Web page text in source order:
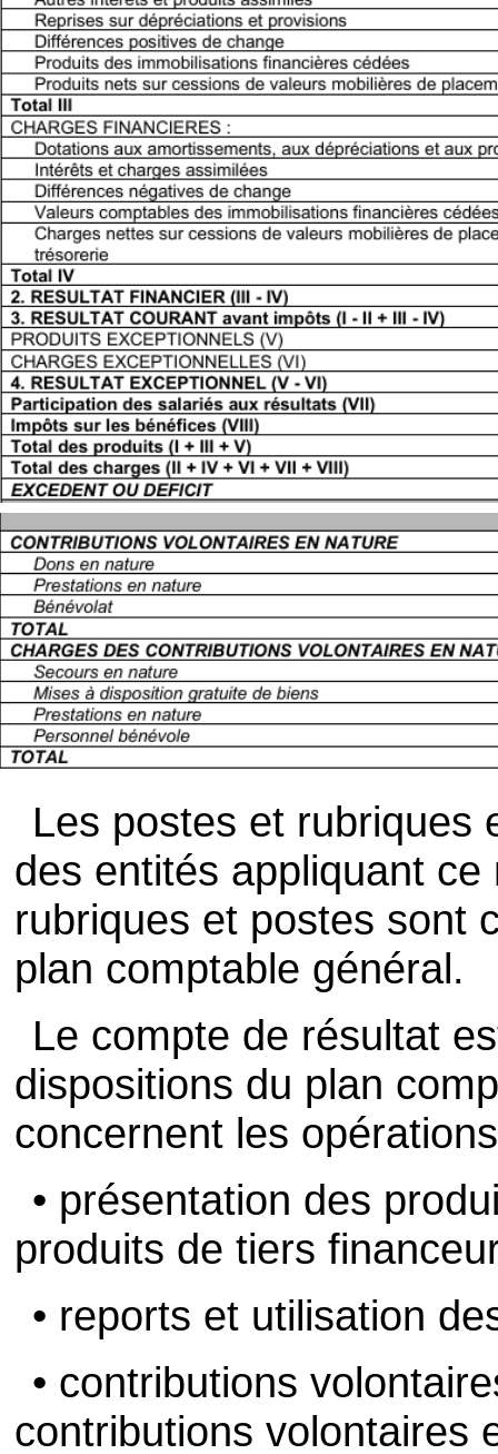
Les postes et rubriques
des entités appliquant
rubriques et postes sont
plan comptable général.
Le compte de résultat
dispositions du plan
concernent les
• présentation des
produits de tiers
• reports et utilisation
• contributions
contributions volontaires